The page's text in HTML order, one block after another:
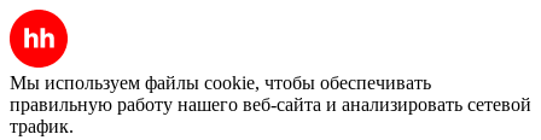
Мы используем файлы cookie, чтобы обеспечивать
правильную работу нашего веб-сайта и анализировать сетевой
трафик.